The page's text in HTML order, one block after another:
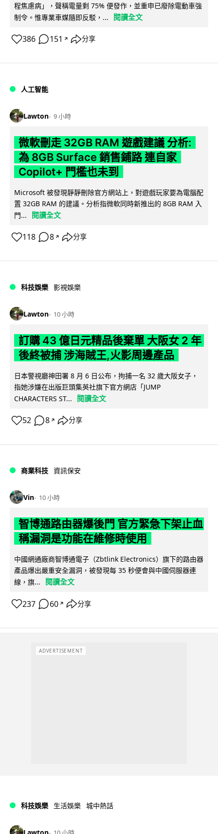
程焦慮病」，聲稱電量剩 75% 便發作，並重申已廢除電動車強
制令。惟專業車媒隨即反駁，...
閱讀全文
386 151 ↗ 分享
人工智能
Lawton 9 小時
微軟刪走 32GB RAM 遊戲建議 分析:
為 8GB Surface 銷售鋪路 連自家
Copilot+ 門檻也未到
Microsoft 被發現靜靜刪除官方網站上，對遊戲玩家要為電腦配
置 32GB RAM 的建議。分析指微軟同時新推出的 8GB RAM 入
門...
閱讀全文
118 8 ↗ 分享
科技娛樂 影視娛樂
Lawton 10 小時
訂購 43 億日元精品後棄單 大阪女 2 年
後終被捕 涉海賊王,火影周邊產品
日本警視廳神田署 8 月 6 日公布，拘捕一名 32 歲大阪女子，
指她涉嫌在出版巨頭集英社旗下官方網店「JUMP
CHARACTERS ST...
閱讀全文
52 8 ↗ 分享
商業科技 資訊保安
Vin 10 小時
智博通路由器爆後門 官方緊急下架止血
稱漏洞是功能在維修時使用
中國網通廠商智博通電子（Zbtlink Electronics）旗下的路由器
產品爆出嚴重安全漏洞，被發現每 35 秒便會與中國伺服器連
線，旗...
閱讀全文
237 60 ↗ 分享
ADVERTISEMENT
科技娛樂 生活娛樂 城中熱話